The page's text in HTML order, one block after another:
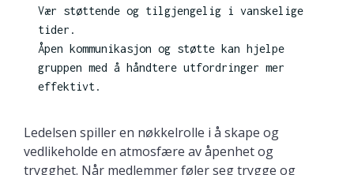
Vær støttende og tilgjengelig i vanskelige
tider.
Åpen kommunikasjon og støtte kan hjelpe
gruppen med å håndtere utfordringer mer
effektivt.
Ledelsen spiller en nøkkelrolle i å skape og
vedlikeholde en atmosfære av åpenhet og
trygghet. Når medlemmer føler seg trygge og